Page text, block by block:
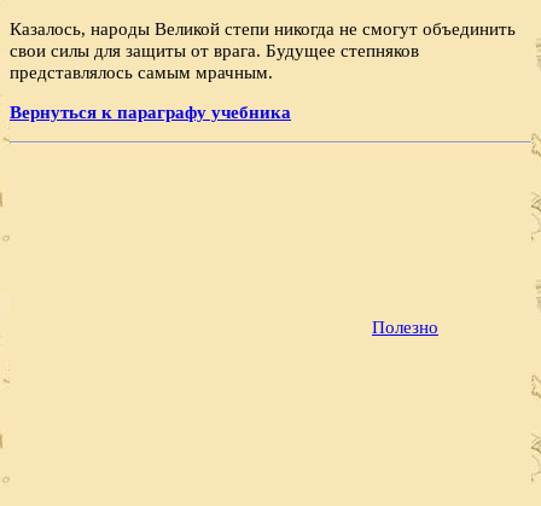
Казалось, народы Великой степи никогда не смогут объединить
свои силы для защиты от врага. Будущее степняков
представлялось самым мрачным.
Вернуться к параграфу учебника
Полезно